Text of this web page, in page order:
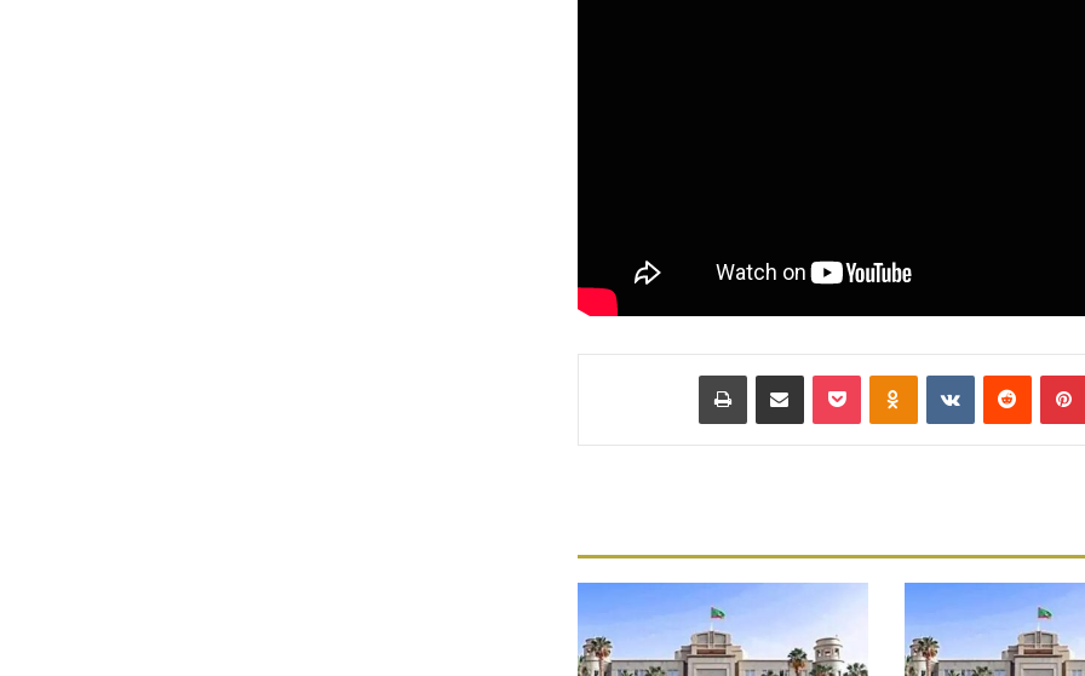
بينتيريست بوكيت مشاركة عبر البريد